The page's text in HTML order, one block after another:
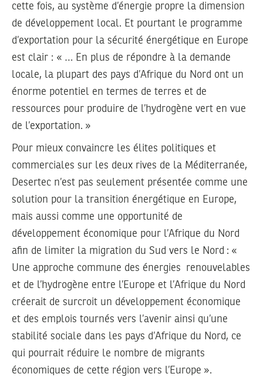
cette fois, au système d’énergie propre la dimension
de développement local. Et pourtant le programme
d’exportation pour la sécurité énergétique en Europe
est clair : « … En plus de répondre à la demande
locale, la plupart des pays d’Afrique du Nord ont un
énorme potentiel en termes de terres et de
ressources pour produire de l’hydrogène vert en vue
de l’exportation. »
Pour mieux convaincre les élites politiques et
commerciales sur les deux rives de la Méditerranée,
Desertec n’est pas seulement présentée comme une
solution pour la transition énergétique en Europe,
mais aussi comme une opportunité de
développement économique pour l’Afrique du Nord
afin de limiter la migration du Sud vers le Nord : «
Une approche commune des énergies renouvelables
et de l’hydrogène entre l’Europe et l’Afrique du Nord
créerait de surcroit un développement économique
et des emplois tournés vers l’avenir ainsi qu’une
stabilité sociale dans les pays d’Afrique du Nord, ce
qui pourrait réduire le nombre de migrants
économiques de cette région vers l’Europe ».